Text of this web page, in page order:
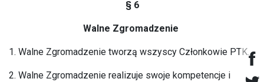
§ 6
Walne Zgromadzenie
1. Walne Zgromadzenie tworzą wszyscy Członkowie PTK.
2. Walne Zgromadzenie realizuje swoje kompetencje i